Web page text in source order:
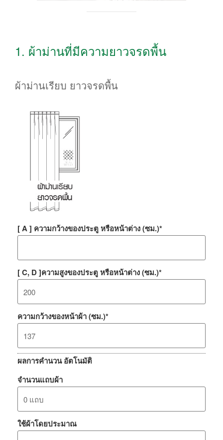
1. ผ้าม่านที่มีความยาวจรดพื้น
ผ้าม่านเรียบ ยาวจรดพื้น
[ A ] ความกว้างของประตู หรือหน้าต่าง (ซม.)*
[ C, D ]ความสูงของประตู หรือหน้าต่าง (ซม.)*
ความกว้างของหน้าผ้า (ซม.)*
ผลการคำนวน อัตโนมัติ
จำนวนแถบผ้า
ใช้ผ้าโดยประมาณ